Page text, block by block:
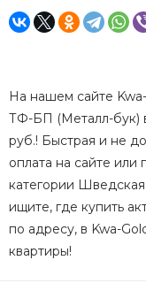
На нашем сайте
ТФ-БП (Металл-бук)
руб.! Быстрая и не
оплата на сайте
категории
ищите, где купить
по адресу, в Kwa-
квартиры!